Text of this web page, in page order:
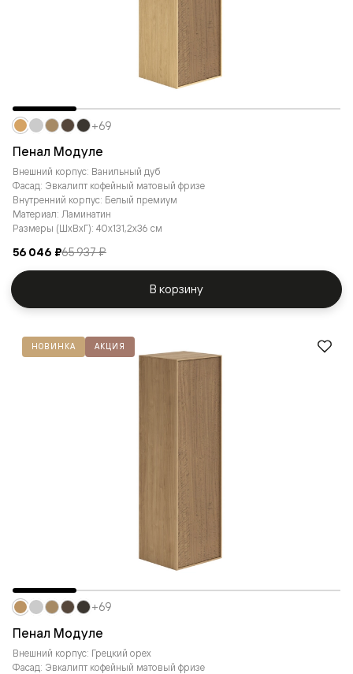
Пенал Модуле
Внешний корпус: Ванильный дуб
Фасад: Эвкалипт кофейный матовый фризе
Внутренний корпус: Белый премиум
Материал: Ламинатин
Размеры (ШxВxГ): 40x131,2x36 см
56 046 ₽65 937 ₽
+69
В корзину
НОВИНКА АКЦИЯ
Пенал Модуле
Внешний корпус: Грецкий орех
Фасад: Эвкалипт кофейный матовый фризе
+69